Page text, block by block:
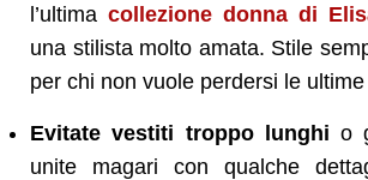
l’ultima collezione donna di
una stilista molto amata. Stile
per chi non vuole perdersi le
Evitate vestiti troppo lunghi o
unite magari con qualche